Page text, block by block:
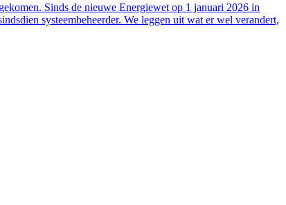
Sinds de nieuwe Energiewet op 1 januari 2026 in
systeembeheerder. We leggen uit wat er wel verandert,